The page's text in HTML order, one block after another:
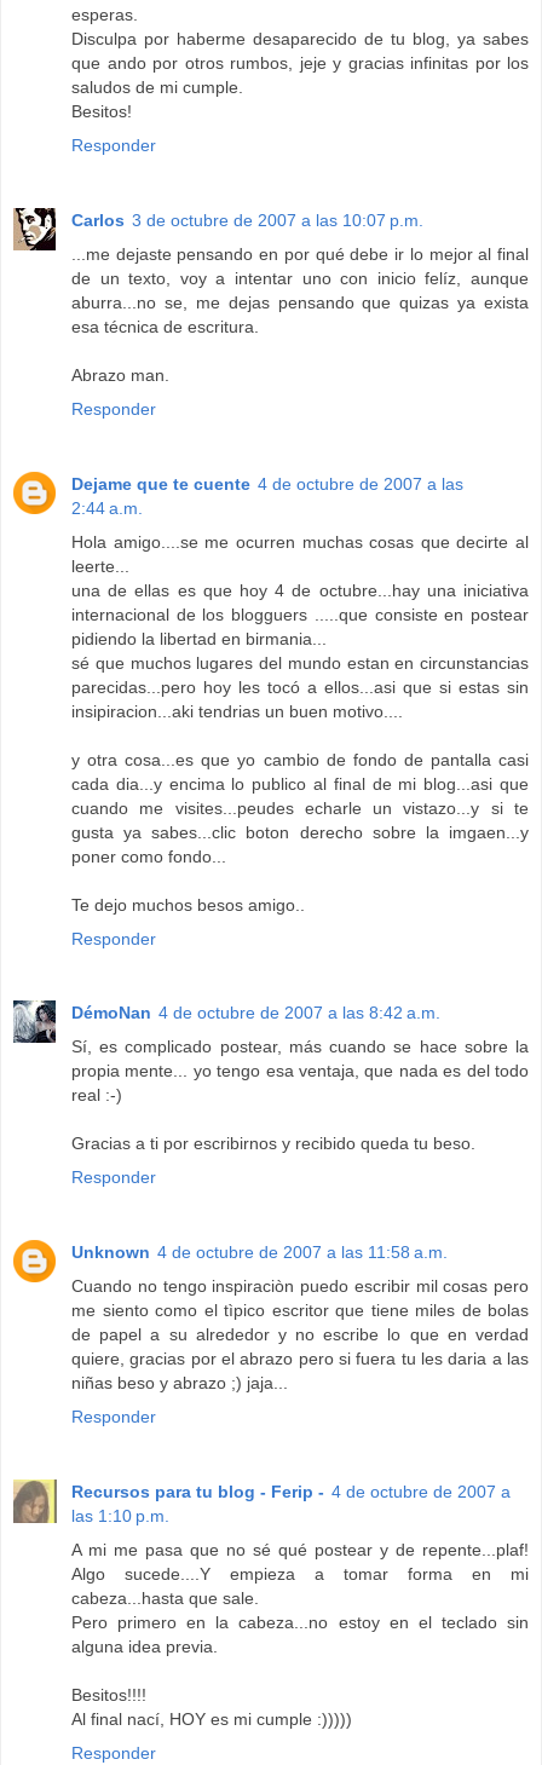
esperas.
Disculpa por haberme desaparecido de tu blog, ya sabes
que ando por otros rumbos, jeje y gracias infinitas por los
saludos de mi cumple.
Besitos!
Responder
Carlos 3 de octubre de 2007 a las 10:07 p.m.
...me dejaste pensando en por qué debe ir lo mejor al final
de un texto, voy a intentar uno con inicio felíz, aunque
aburra...no se, me dejas pensando que quizas ya exista
esa técnica de escritura.
Abrazo man.
Responder
Dejame que te cuente 4 de octubre de 2007 a las
2:44 a.m.
Hola amigo....se me ocurren muchas cosas que decirte al
leerte...
una de ellas es que hoy 4 de octubre...hay una iniciativa
internacional de los blogguers .....que consiste en postear
pidiendo la libertad en birmania...
sé que muchos lugares del mundo estan en circunstancias
parecidas...pero hoy les tocó a ellos...asi que si estas sin
insipiracion...aki tendrias un buen motivo....
y otra cosa...es que yo cambio de fondo de pantalla casi
cada dia...y encima lo publico al final de mi blog...asi que
cuando me visites...peudes echarle un vistazo...y si te
gusta ya sabes...clic boton derecho sobre la imgaen...y
poner como fondo...
Te dejo muchos besos amigo..
Responder
DémoNan 4 de octubre de 2007 a las 8:42 a.m.
Sí, es complicado postear, más cuando se hace sobre la
propia mente... yo tengo esa ventaja, que nada es del todo
real :-)
Gracias a ti por escribirnos y recibido queda tu beso.
Responder
Unknown 4 de octubre de 2007 a las 11:58 a.m.
Cuando no tengo inspiraciòn puedo escribir mil cosas pero
me siento como el tìpico escritor que tiene miles de bolas
de papel a su alrededor y no escribe lo que en verdad
quiere, gracias por el abrazo pero si fuera tu les daria a las
niñas beso y abrazo ;) jaja...
Responder
Recursos para tu blog - Ferip - 4 de octubre de 2007 a
las 1:10 p.m.
A mi me pasa que no sé qué postear y de repente...plaf!
Algo sucede....Y empieza a tomar forma en mi
cabeza...hasta que sale.
Pero primero en la cabeza...no estoy en el teclado sin
alguna idea previa.
Besitos!!!!
Al final nací, HOY es mi cumple :)))))
Responder